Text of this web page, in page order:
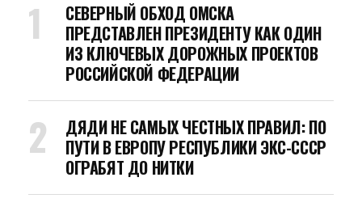
СЕВЕРНЫЙ ОБХОД ОМСКА
ПРЕДСТАВЛЕН ПРЕЗИДЕНТУ КАК ОДИН
ИЗ КЛЮЧЕВЫХ ДОРОЖНЫХ ПРОЕКТОВ
РОССИЙСКОЙ ФЕДЕРАЦИИ
ДЯДИ НЕ САМЫХ ЧЕСТНЫХ ПРАВИЛ: ПО
ПУТИ В ЕВРОПУ РЕСПУБЛИКИ ЭКС-СССР
ОГРАБЯТ ДО НИТКИ